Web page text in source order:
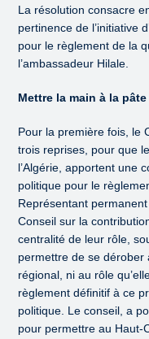
La résolution consacre
pertinence de l’initiative
pour le règlement de la
l’ambassadeur Hilale.
Mettre la main à la pâte
Pour la première fois, le
trois reprises, pour que
l’Algérie, apportent une
politique pour le
Représentant permanent
Conseil sur la
centralité de leur rôle,
permettre de se dérober
régional, ni au rôle
règlement définitif à ce
politique. Le conseil, a
pour permettre au Haut-